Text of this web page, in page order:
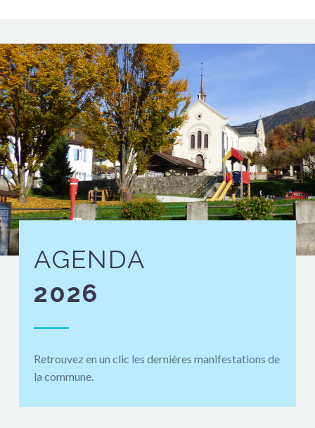
AGENDA
2026
Retrouvez en un clic les dernières manifestations de
la commune.